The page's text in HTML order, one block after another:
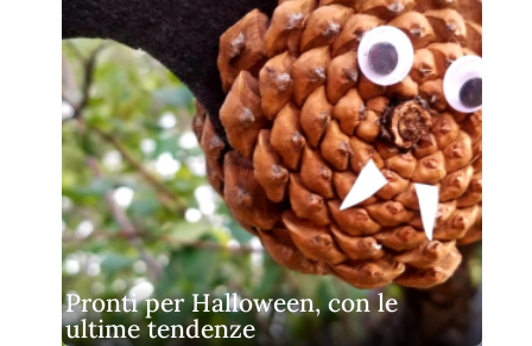
Pronti per Halloween, con le
ultime tendenze